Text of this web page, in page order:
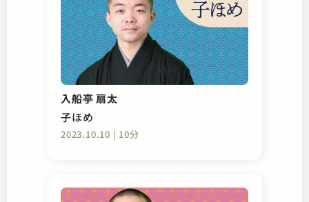
入船亭 扇太
子ほめ
2023.10.10 | 10分